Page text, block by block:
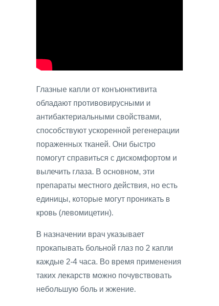
Глазные капли от конъюнктивита
обладают противовирусными и
антибактериальными свойствами,
способствуют ускоренной регенерации
пораженных тканей. Они быстро
помогут справиться с дискомфортом и
вылечить глаза. В основном, эти
препараты местного действия, но есть
единицы, которые могут проникать в
кровь (левомицетин).
В назначении врач указывает
прокапывать больной глаз по 2 капли
каждые 2-4 часа. Во время применения
таких лекарств можно почувствовать
небольшую боль и жжение.